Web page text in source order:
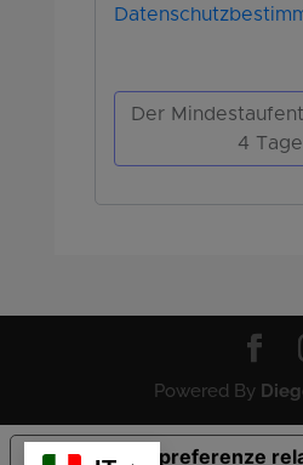
Powered By
Le tue preferenze